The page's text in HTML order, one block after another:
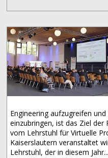
Engineering aufzugreifen
einzubringen, ist das Ziel der
vom Lehrstuhl für Virtuelle
Kaiserslautern veranstaltet
Lehrstuhl, der in diesem